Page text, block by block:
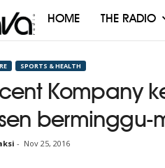
Brava
HOME THE RADIO
SPORTS & HEALTH
Kompany
berminggu-
- Nov 25, 2016